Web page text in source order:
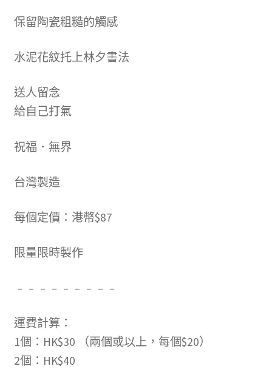
保留陶瓷粗糙的觸感
水泥花紋托上林夕書法
送人留念
給自己打氣
祝福．無界
台灣製造
每個定價：港幣$87
限量限時製作
﹣﹣﹣﹣﹣﹣﹣﹣﹣
運費計算：
1個：HK$30 （兩個或以上，每個$20）
2個：HK$40